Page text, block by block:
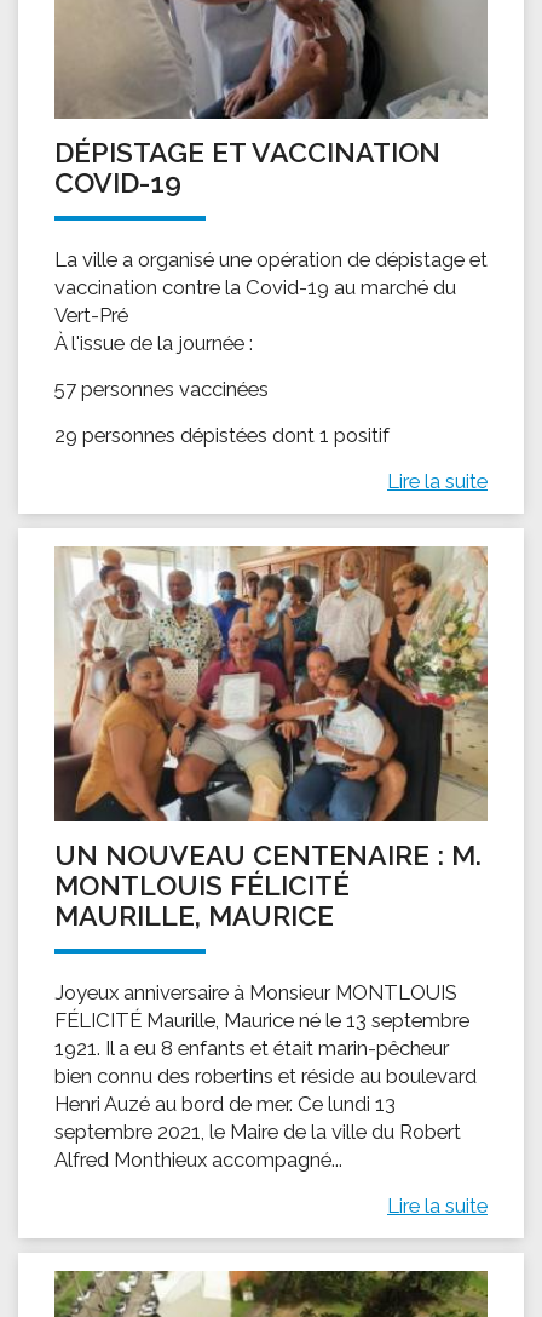
DÉPISTAGE ET VACCINATION
COVID-19
La ville a organisé une opération de dépistage et
vaccination contre la Covid-19 au marché du
Vert-Pré
À l'issue de la journée :
57 personnes vaccinées
29 personnes dépistées dont 1 positif
Lire la suite
UN NOUVEAU CENTENAIRE : M.
MONTLOUIS FÉLICITÉ
MAURILLE, MAURICE
Joyeux anniversaire à Monsieur MONTLOUIS
FÉLICITÉ Maurille, Maurice né le 13 septembre
1921. Il a eu 8 enfants et était marin-pêcheur
bien connu des robertins et réside au boulevard
Henri Auzé au bord de mer. Ce lundi 13
septembre 2021, le Maire de la ville du Robert
Alfred Monthieux accompagné...
Lire la suite